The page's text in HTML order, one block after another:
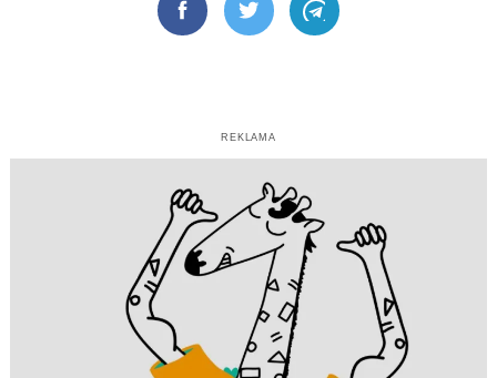
FacebookTwitter Telegram
REKLAMA